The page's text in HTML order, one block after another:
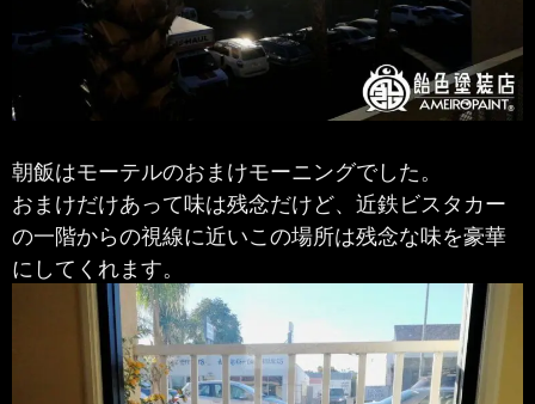
朝飯はモーテルのおまけモーニングでした。
おまけだけあって味は残念だけど、近鉄ビスタカー
の一階からの視線に近いこの場所は残念な味を豪華
にしてくれます。